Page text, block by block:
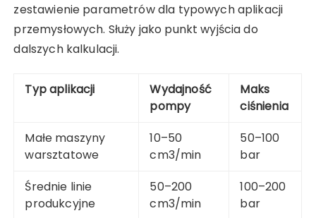
zestawienie parametrów dla typowych aplikacji
przemysłowych. Służy jako punkt wyjścia do
dalszych kalkulacji.
Typ aplikacji
Wydajność
pompy
Maks
ciśnienia
Małe maszyny
warsztatowe
10–50
cm3/min
50–100
bar
Średnie linie
produkcyjne
50–200
cm3/min
100–200
bar